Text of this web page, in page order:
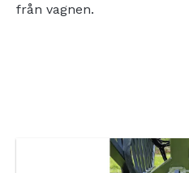
från vagnen.